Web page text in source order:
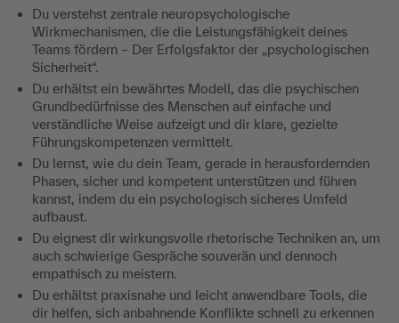
Du verstehst zentrale neuropsychologische
Wirkmechanismen, die die Leistungsfähigkeit deines
Teams fördern – Der Erfolgsfaktor der „psychologischen
Sicherheit“.
Du erhältst ein bewährtes Modell, das die psychischen
Grundbedürfnisse des Menschen auf einfache und
verständliche Weise aufzeigt und dir klare, gezielte
Führungskompetenzen vermittelt.
Du lernst, wie du dein Team, gerade in herausfordernden
Phasen, sicher und kompetent unterstützen und führen
kannst, indem du ein psychologisch sicheres Umfeld
aufbaust.
Du eignest dir wirkungsvolle rhetorische Techniken an, um
auch schwierige Gespräche souverän und dennoch
empathisch zu meistern.
Du erhältst praxisnahe und leicht anwendbare Tools, die
dir helfen, sich anbahnende Konflikte schnell zu erkennen